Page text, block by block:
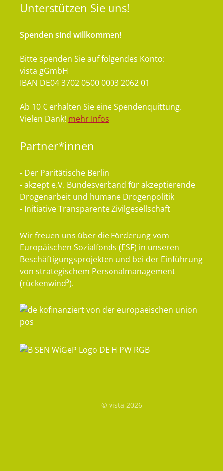
Unterstützen Sie uns!
Spenden sind willkommen!
Bitte spenden Sie auf folgendes Konto:
vista gGmbH
IBAN DE04 3702 0500 0003 2062 01
Ab 10 € erhalten Sie eine Spendenquittung.
Vielen Dank! mehr Infos
Partner*innen
- Der Paritätische Berlin
- akzept e.V. Bundesverband für akzeptierende
Drogenarbeit und humane Drogenpolitik
- Initiative Transparente Zivilgesellschaft
Wir freuen uns über die Förderung vom
Europäischen Sozialfonds (ESF) in unseren
Beschäftigungsprojekten und bei der Einführung
von strategischem Personalmanagement
(rückenwind³).
© vista 2026